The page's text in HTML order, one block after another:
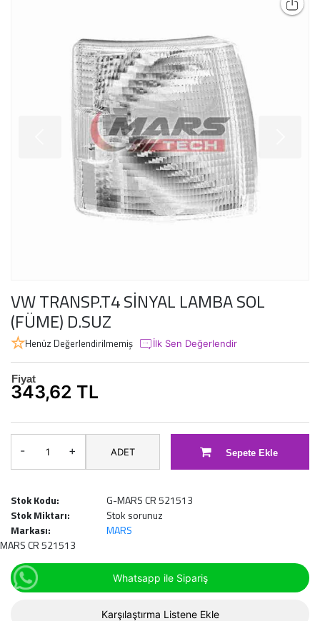
VW TRANSP.T4 SİNYAL LAMBA SOL
(FÜME) D.SUZ
Henüz Değerlendirilmemiş İlk Sen Değerlendir
Fiyat
343,62 TL
- + ADET Sepete Ekle
Stok Kodu:
G-MARS CR 521513
Stok Miktarı:
Stok sorunuz
Markası:
MARS
MARS CR 521513
Whatsapp ile Sipariş
Karşılaştırma Listene Ekle